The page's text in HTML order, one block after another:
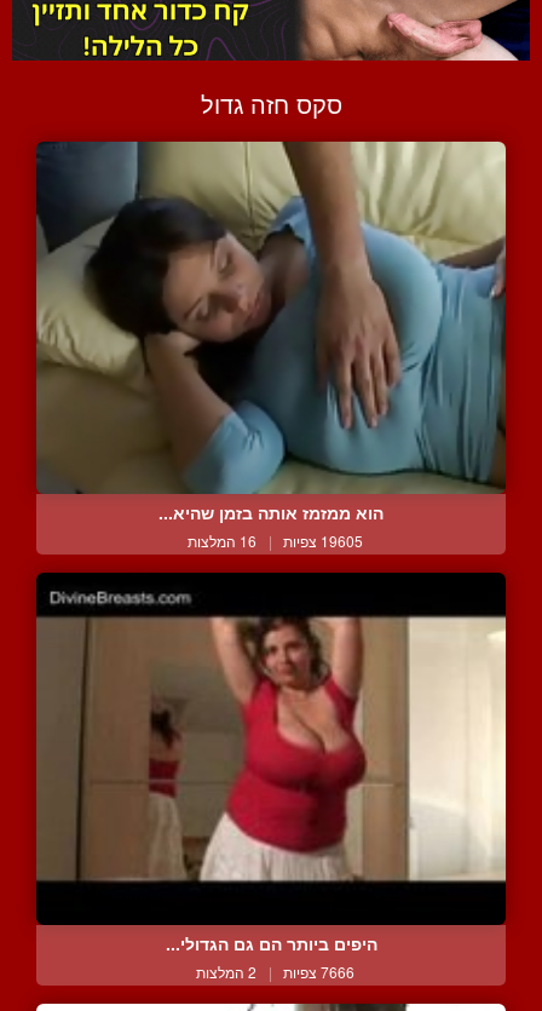
סקס חזה גדול
הוא ממזמז אותה בזמן שהיא...
19605 צפיות | 16 המלצות
היפים ביותר הם גם הגדולי...
7666 צפיות | 2 המלצות